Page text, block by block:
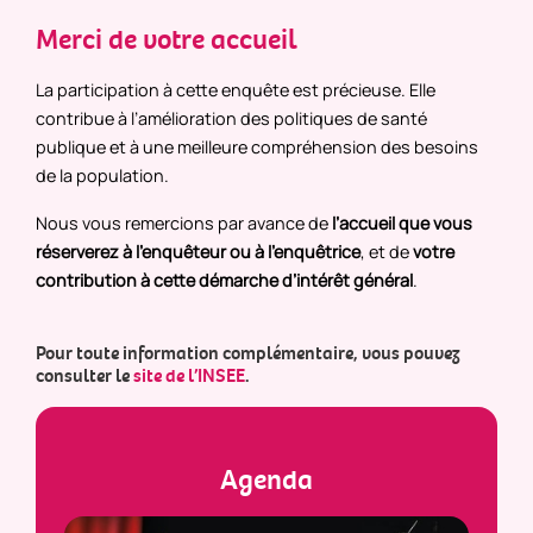
Merci de votre accueil
La participation à cette enquête est précieuse. Elle
contribue à l’amélioration des politiques de santé
publique et à une meilleure compréhension des besoins
de la population.
Nous vous remercions par avance de l’accueil que vous
réserverez à l’enquêteur ou à l’enquêtrice, et devotre
contribution à cette démarche d’intérêt général.
Pour toute information complémentaire, vous pouvez
consulter lesite de l’INSEE.
Agenda